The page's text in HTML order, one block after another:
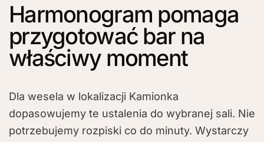
Harmonogram pomaga
przygotować bar na
właściwy moment
Dla wesela w lokalizacji Kamionka
dopasowujemy te ustalenia do wybranej sali. Nie
potrzebujemy rozpiski co do minuty. Wystarczy